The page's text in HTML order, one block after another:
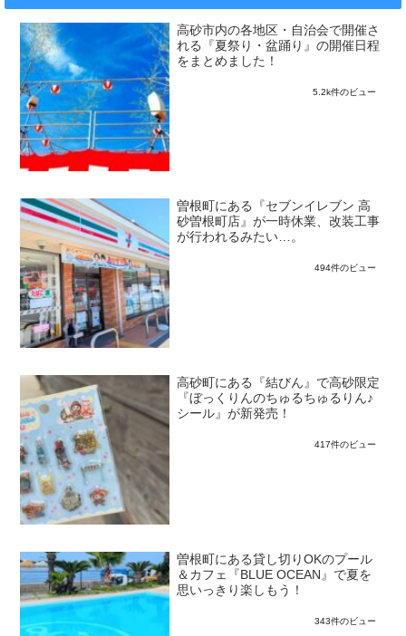
高砂市内の各地区・自治会で開催さ
れる『夏祭り・盆踊り』の開催日程
をまとめました！
5.2k件のビュー
曽根町にある『セブンイレブン 高
砂曽根町店』が一時休業、改装工事
が行われるみたい…。
494件のビュー
高砂町にある『結びん』で高砂限定
『ぼっくりんのちゅるちゅるりん♪
シール』が新発売！
417件のビュー
曽根町にある貸し切りOKのプール
＆カフェ『BLUE OCEAN』で夏を
思いっきり楽しもう！
343件のビュー